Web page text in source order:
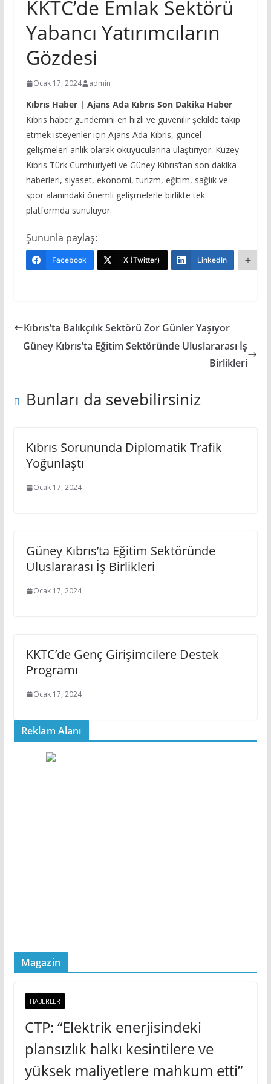
KKTC’de Emlak Sektörü
Yabancı Yatırımcıların
Gözdesi
Ocak 17, 2024 admin
Kıbrıs Haber | Ajans Ada Kıbrıs Son Dakika Haber
Kıbrıs haber gündemini en hızlı ve güvenilir şekilde takip
etmek isteyenler için Ajans Ada Kıbrıs, güncel
gelişmeleri anlık olarak okuyucularına ulaştırıyor. Kuzey
Kıbrıs Türk Cumhuriyeti ve Güney Kıbrıs’tan son dakika
haberleri, siyaset, ekonomi, turizm, eğitim, sağlık ve
spor alanındaki önemli gelişmelerle birlikte tek
platformda sunuluyor.
Şununla paylaş:
Facebook X (Twitter) LinkedIn
Kıbrıs’ta Balıkçılık Sektörü Zor Günler Yaşıyor
Güney Kıbrıs’ta Eğitim Sektöründe Uluslararası İş
Birlikleri
Bunları da sevebilirsiniz
Kıbrıs Sorununda Diplomatik Trafik
Yoğunlaştı
Ocak 17, 2024
Güney Kıbrıs’ta Eğitim Sektöründe
Uluslararası İş Birlikleri
Ocak 17, 2024
KKTC’de Genç Girişimcilere Destek
Programı
Ocak 17, 2024
Reklam Alanı
Magazin
HABERLER
CTP: “Elektrik enerjisindeki
plansızlık halkı kesintilere ve
yüksek maliyetlere mahkum etti”